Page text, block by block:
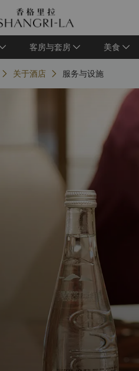
客房与套房 美食
关于酒店 服务与设施